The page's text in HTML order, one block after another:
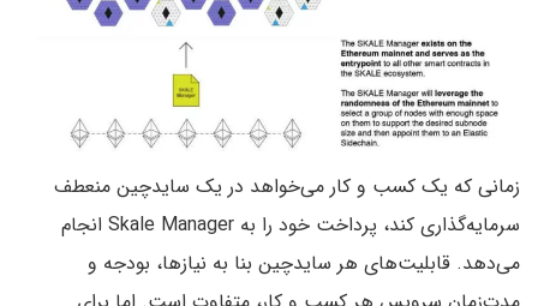
زمانی که یک کسب و کار می‌خواهد در یک سایدچین منعطف
سرمایه‌گذاری کند، پرداخت خود را به Skale Manager انجام
می‌دهد. قابلیت‌های هر سایدچین بنا به نیازها، بودجه و